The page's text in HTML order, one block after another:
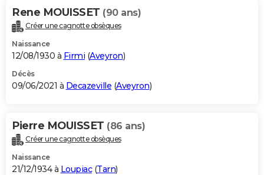
Rene MOUISSET (90 ans)
Créer une cagnotte obsèques
Naissance
12/08/1930 à Firmi (Aveyron)
Décès
09/06/2021 à Decazeville (Aveyron)
Pierre MOUISSET (86 ans)
Créer une cagnotte obsèques
Naissance
21/12/1934 à Loupiac(Tarn)